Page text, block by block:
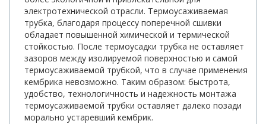
электротехнической отрасли. Термоусаживаемая
трубка, благодаря процессу поперечной сшивки
обладает повышенной химической и термической
стойкостью. После термоусадки трубка не оставляет
зазоров между изолируемой поверхностью и самой
термоусаживаемой трубкой, что в случае применения
кембрика невозможно. Таким образом: быстрота,
удобство, технологичность и надежность монтажа
термоусаживаемой трубки оставляет далеко позади
морально устаревший кембрик.